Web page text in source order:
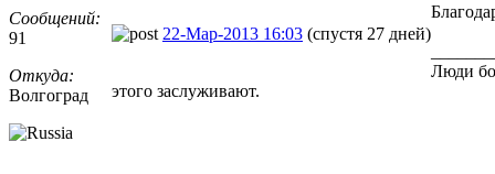
Сообщений:
91
Откуда:
Волгоград
22-Мар-2013 16:03 (спустя 27 дней)
Люди
этого заслуживают.